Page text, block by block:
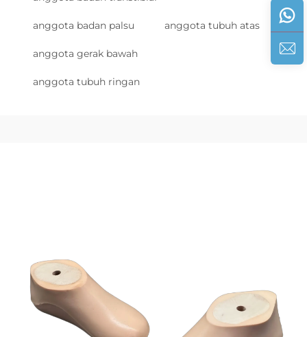
anggota badan palsu anggota tubuh atas
anggota gerak bawah
anggota tubuh ringan